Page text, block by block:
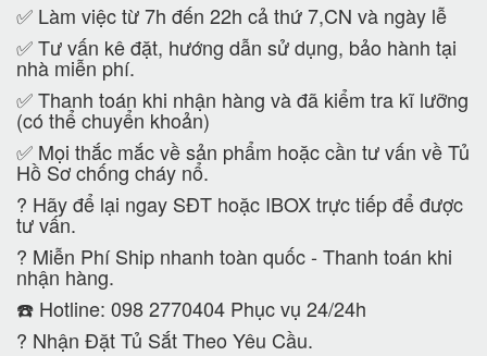
✅ Làm việc từ 7h đến 22h cả thứ 7,CN và ngày lễ
✅ Tư vấn kê đặt, hướng dẫn sử dụng, bảo hành tại
nhà miễn phí.
✅ Thanh toán khi nhận hàng và đã kiểm tra kĩ lưỡng
(có thể chuyển khoản)
✅ Mọi thắc mắc về sản phẩm hoặc cần tư vấn về Tủ
Hồ Sơ chống cháy nổ.
? Hãy để lại ngay SĐT hoặc IBOX trực tiếp để được
tư vấn.
? Miễn Phí Ship nhanh toàn quốc - Thanh toán khi
nhận hàng.
☎️ Hotline: 098 2770404 Phục vụ 24/24h
? Nhận Đặt Tủ Sắt Theo Yêu Cầu.